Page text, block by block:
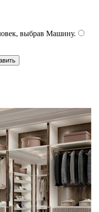
выбрав Машину.